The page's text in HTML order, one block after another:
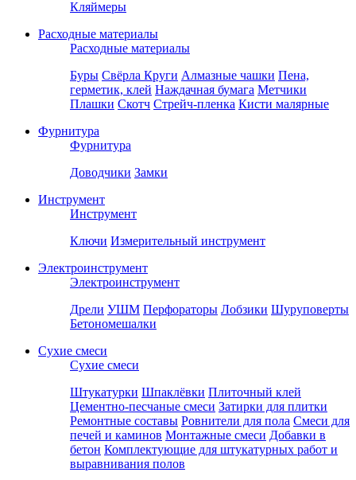
Кляймеры
Расходные материалы
Расходные материалы
Буры Свёрла Круги Алмазные чашки Пена,
герметик, клей Наждачная бумага Метчики
Плашки Скотч Стрейч-пленка Кисти малярные
Фурнитура
Фурнитура
Доводчики Замки
Инструмент
Инструмент
Ключи Измерительный инструмент
Электроинструмент
Электроинструмент
Дрели УШМ Перфораторы Лобзики Шуруповерты
Бетономешалки
Сухие смеси
Сухие смеси
Штукатурки Шпаклёвки Плиточный клей
Цементно-песчаные смеси Затирки для плитки
Ремонтные составы Ровнители для пола Смеси для
печей и каминов Монтажные смеси Добавки в
бетон Комплектующие для штукатурных работ и
выравнивания полов